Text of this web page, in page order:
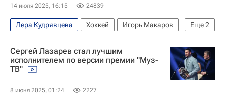
14 июля 2025, 16:15 24839
Еще2
Лера Кудрявцева Хоккей
Игорь Макаров
Вокруг спорта
Авторы РИА Новости Спорт
Сергей Лазарев стал лучшим
исполнителем по версии премии "Муз-
ТВ"
8 июня 2025, 01:24 2227